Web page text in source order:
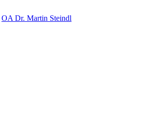
OA Dr. Martin Steindl